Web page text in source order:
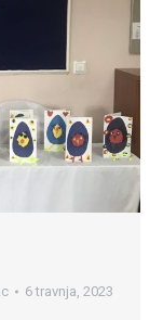
6 travnja, 2023